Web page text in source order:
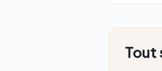
Tout